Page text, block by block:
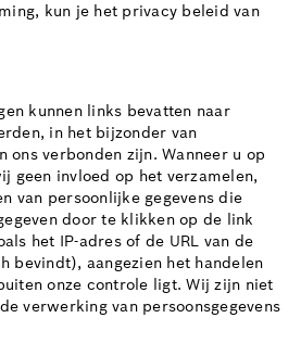
kun je het privacy beleid van
kunnen links bevatten naar
in het bijzonder van
ons verbonden zijn. Wanneer u op
geen invloed op het verzamelen,
van persoonlijke gegevens die
door te klikken op de link
het IP-adres of de URL van de
bevindt), aangezien het handelen
onze controle ligt. Wij zijn niet
verwerking van persoonsgegevens